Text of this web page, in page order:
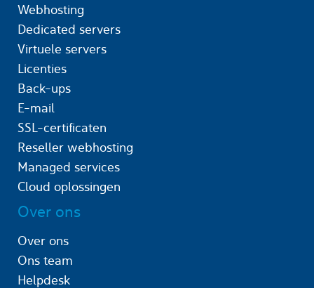
Webhosting
Dedicated servers
Virtuele servers
Licenties
Back-ups
E-mail
SSL-certificaten
Reseller webhosting
Managed services
Cloud oplossingen
Over ons
Over ons
Ons team
Helpdesk